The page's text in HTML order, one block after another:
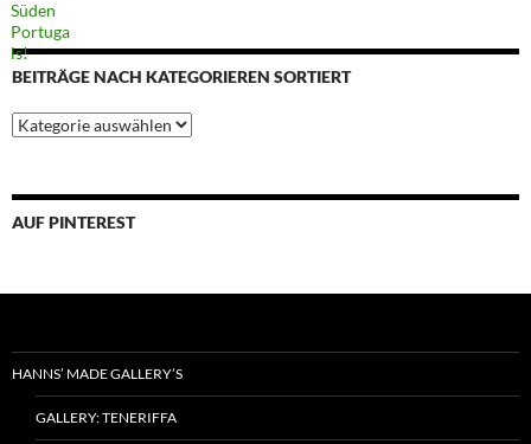
BEITRÄGE NACH KATEGORIEREN SORTIERT
Beiträge
nach
AUF PINTEREST
HANNS’ MADE GALLERY’S
GALLERY: TENERIFFA